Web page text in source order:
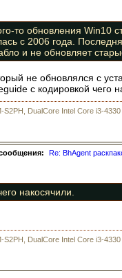
то обновления Win10
с 2006 года.
и не обновляет
не обновлялся с
с кодировкой чего
DualCore Intel Core i3-
Re: BhAgent
накосячили.
DualCore Intel Core i3-